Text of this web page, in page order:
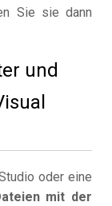
Sie sie dann
und
oder eine
mit der